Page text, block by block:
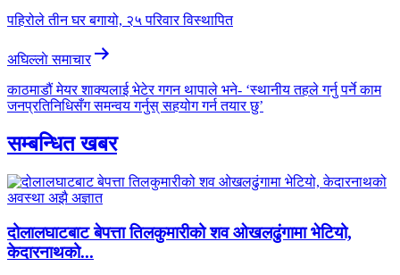
navigation
पहिरोले तीन घर बगायो, २५ परिवार विस्थापित
अघिल्लाे समाचार
काठमाडौं मेयर शाक्यलाई भेटेर गगन थापाले भने- ‘स्थानीय तहले गर्नु पर्ने काम
जनप्रतिनिधिसँग समन्वय गर्नुस् सहयोग गर्न तयार छु’
सम्बन्धित खबर
दोलालघाटबाट बेपत्ता तिलकुमारीको शव ओखलढुंगामा भेटियो,
केदारनाथको...